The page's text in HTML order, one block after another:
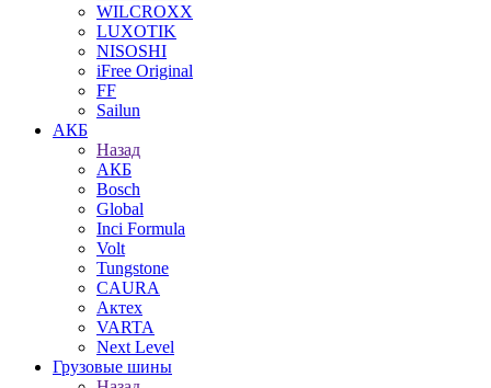
WILCROXX
LUXOTIK
NISOSHI
iFree Original
FF
Sailun
АКБ
Назад
АКБ
Bosch
Global
Inci Formula
Volt
Tungstone
CAURA
Актех
VARTA
Next Level
Грузовые шины